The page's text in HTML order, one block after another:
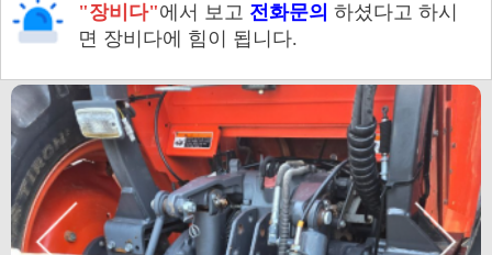
"장비다"에서 보고 전화문의 하셨다고 하시
면 장비다에 힘이 됩니다.